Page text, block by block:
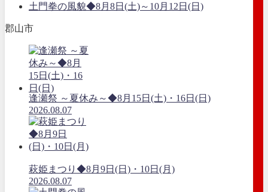
土門拳の風貌◆8月8日(土)～10月12日(日)
郡山市
逢瀬祭 ～夏休み～◆8月15日(土)・16日(日)
2026.08.07
萩姫まつり◆8月9日(日)・10日(月)
2026.08.07